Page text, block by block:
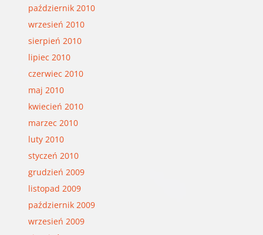
październik 2010
wrzesień 2010
sierpień 2010
lipiec 2010
czerwiec 2010
maj 2010
kwiecień 2010
marzec 2010
luty 2010
styczeń 2010
grudzień 2009
listopad 2009
październik 2009
wrzesień 2009